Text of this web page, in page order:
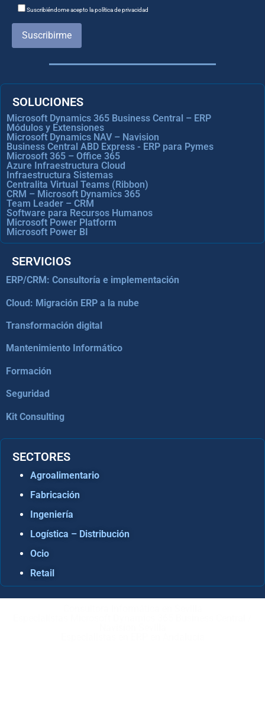
Suscribiéndome acepto la política de privacidad
Suscribirme
SOLUCIONES
Microsoft Dynamics 365 Business Central – ERP
Módulos y Extensiones
Microsoft Dynamics NAV – Navision
Business Central ABD Express - ERP para Pymes
Microsoft 365 – Office 365
Azure Infraestructura Cloud
Infraestructura Sistemas
Centralita Virtual Teams (Ribbon)
CRM – Microsoft Dynamics 365
Team Leader – CRM
Software para Recursos Humanos
Microsoft Power Platform
Microsoft Power BI
SERVICIOS
ERP/CRM: Consultoría e implementación
Cloud: Migración ERP a la nube
Transformación digital
Mantenimiento Informático
Formación
Seguridad
Kit Consulting
SECTORES
Agroalimentario
Fabricación
Ingeniería
Logística – Distribución
Ocio
Retail